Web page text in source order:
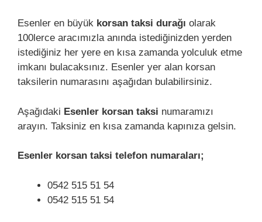
Esenler en büyük korsan taksi durağı olarak
100lerce aracımızla anında istediğinizden yerden
istediğiniz her yere en kısa zamanda yolculuk etme
imkanı bulacaksınız. Esenler yer alan korsan
taksilerin numarasını aşağıdan bulabilirsiniz.
Aşağıdaki Esenler korsan taksi numaramızı
arayın. Taksiniz en kısa zamanda kapınıza gelsin.
Esenler korsan taksi telefon numaraları;
0542 515 51 54
0542 515 51 54